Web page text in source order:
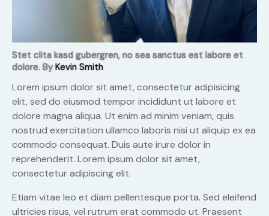
Stet clita kasd gubergren, no sea sanctus est labore et
dolore. ByKevin Smith
Lorem ipsum dolor sit amet, consectetur adipisicing
elit, sed do eiusmod tempor incididunt ut labore et
dolore magna aliqua. Ut enim ad minim veniam, quis
nostrud exercitation ullamco laboris nisi ut aliquip ex ea
commodo consequat. Duis aute irure dolor in
reprehenderit. Lorem ipsum dolor sit amet,
consectetur adipiscing elit.
Etiam vitae leo et diam pellentesque porta. Sed eleifend
ultricies risus, vel rutrum erat commodo ut. Praesent